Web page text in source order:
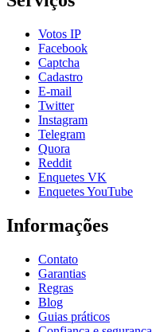
Votos IP
Facebook
Captcha
Cadastro
E-mail
Twitter
Instagram
Telegram
Quora
Reddit
Enquetes VK
Enquetes YouTube
Informações
Contato
Garantias
Regras
Blog
Guias práticos